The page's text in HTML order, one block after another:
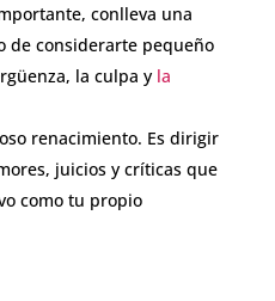
conlleva una
de considerarte pequeño
la culpa y la
renacimiento. Es dirigir
juicios y críticas que
como tu propio